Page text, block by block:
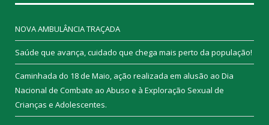
NOVA AMBULÂNCIA TRAÇADA
Saúde que avança, cuidado que chega mais perto da população!
Caminhada do 18 de Maio, ação realizada em alusão ao Dia
Nacional de Combate ao Abuso e à Exploração Sexual de
Crianças e Adolescentes.